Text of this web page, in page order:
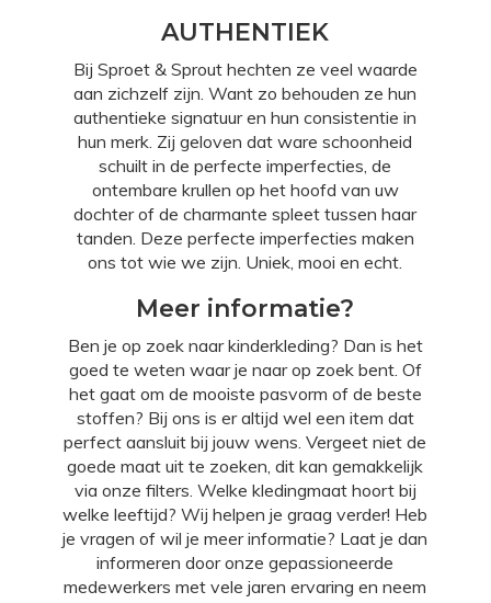
AUTHENTIEK
Bij Sproet & Sprout hechten ze veel waarde
aan zichzelf zijn. Want zo behouden ze hun
authentieke signatuur en hun consistentie in
hun merk. Zij geloven dat ware schoonheid
schuilt in de perfecte imperfecties, de
ontembare krullen op het hoofd van uw
dochter of de charmante spleet tussen haar
tanden. Deze perfecte imperfecties maken
ons tot wie we zijn. Uniek, mooi en echt.
Meer informatie?
Ben je op zoek naar kinderkleding? Dan is het
goed te weten waar je naar op zoek bent. Of
het gaat om de mooiste pasvorm of de beste
stoffen? Bij ons is er altijd wel een item dat
perfect aansluit bij jouw wens. Vergeet niet de
goede maat uit te zoeken, dit kan gemakkelijk
via onze filters. Welke kledingmaat hoort bij
welke leeftijd? Wij helpen je graag verder! Heb
je vragen of wil je meer informatie? Laat je dan
informeren door onze gepassioneerde
medewerkers met vele jaren ervaring en neem